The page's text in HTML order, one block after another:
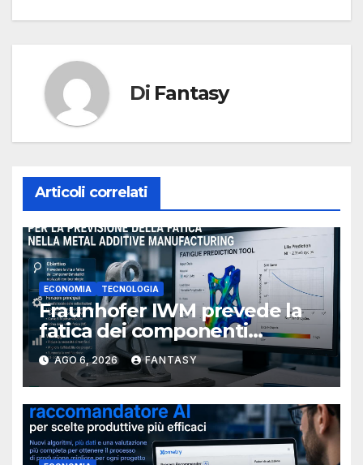
Di Fantasy
Articoli correlati
ECONOMIA TECNOLOGIA
Fraunhofer IWM prevede la
fatica dei componenti
metallici stampati in 3D
AGO 6, 2026 FANTASY